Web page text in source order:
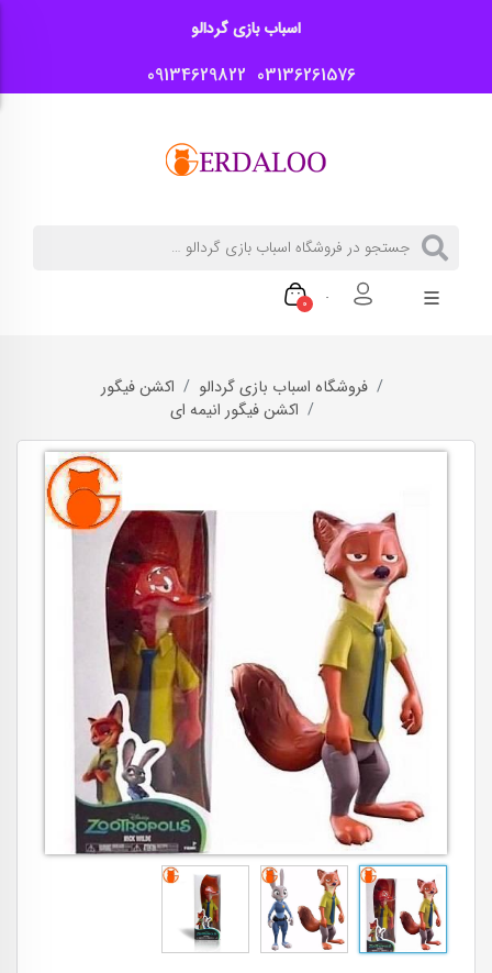
اسباب بازی گردالو
03136261576
09134629822
0
فروشگاه اسباب بازی گردالو
اکشن فیگور
اکشن فیگور انیمه ای